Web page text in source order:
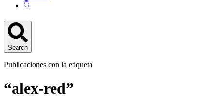
👇
Search
Publicaciones con la etiqueta
“alex-red”